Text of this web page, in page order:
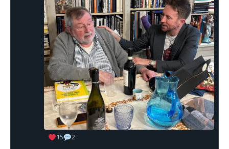
15 2